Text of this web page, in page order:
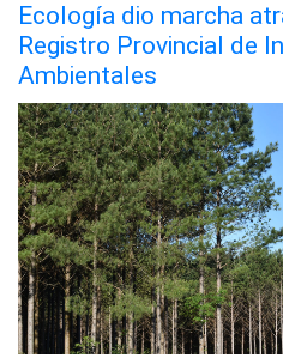
Ecología dio marcha
Registro Provincial de
Ambientales